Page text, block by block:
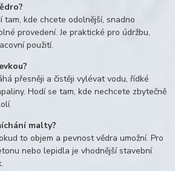
tam, kde chcete odolnější, snadno
provedení. Je praktické pro údržbu,
použití.
přesněji a čistěji vylévat vodu, řídké
Hodí se tam, kde nechcete zbytečně
malty?
to objem a pevnost vědra umožní. Pro
nebo lepidla je vhodnější stavební